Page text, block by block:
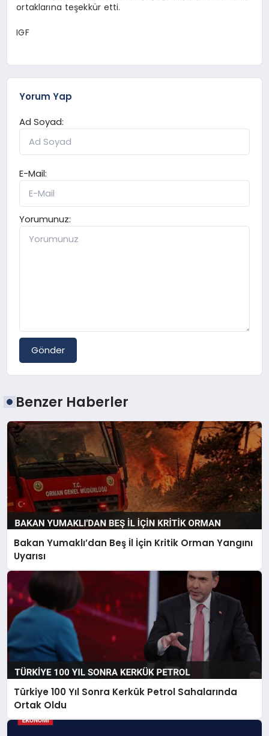
ortaklarına teşekkür etti.
IGF
Yorum Yap
Ad Soyad:
E-Mail:
Yorumunuz:
Gönder
Benzer Haberler
Bakan Yumaklı’dan Beş İl İçin Kritik Orman Yangını
Uyarısı
Türkiye 100 Yıl Sonra Kerkük Petrol Sahalarında
Ortak Oldu